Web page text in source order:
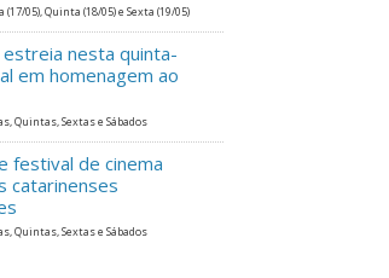
(17/05), Quinta (18/05) e Sexta (19/05)
estreia nesta quinta-
em homenagem ao
Quintas, Sextas e Sábados
festival de cinema
catarinenses
Quintas, Sextas e Sábados